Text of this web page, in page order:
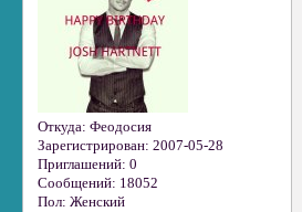
Откуда: Феодосия
Зарегистрирован: 2007-05-28
Приглашений: 0
Сообщений: 18052
Пол: Женский